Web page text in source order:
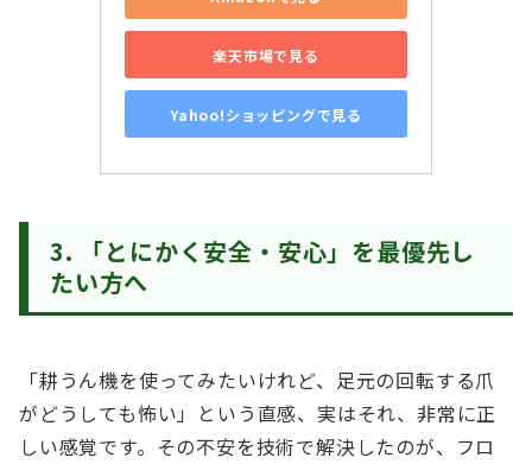
楽天市場で見る
Yahoo!ショッピングで見る
3. 「とにかく安全・安心」を最優先し
たい方へ
「耕うん機を使ってみたいけれど、足元の回転する爪
がどうしても怖い」という直感、実はそれ、非常に正
しい感覚です。その不安を技術で解決したのが、フロ